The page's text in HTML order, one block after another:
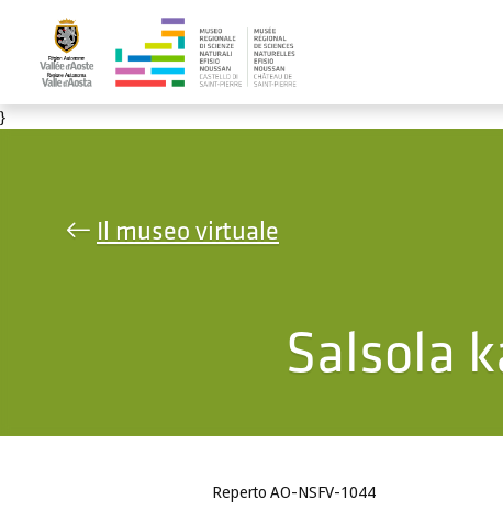
}
Il museo virtuale
Salsola
Reperto AO-NSFV-1044